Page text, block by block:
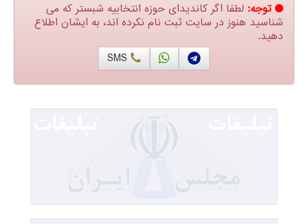
توجه: لطفا اگر کاندیدای حوزه انتخابیه شبستر که می
شناسید هنوز در سایت ثبت نام نکرده اند، به ایشان اطلاع
دهید.